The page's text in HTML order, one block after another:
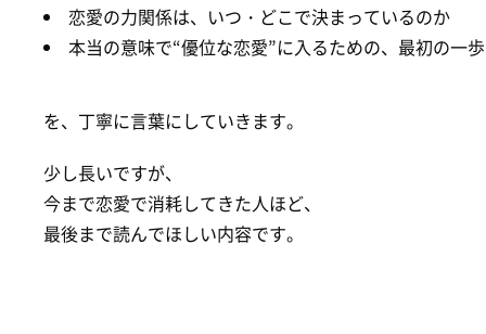
恋愛の力関係は、いつ・どこで決まっているのか
本当の意味で“優位な恋愛”に入るための、最初の一
を、丁寧に言葉にしていきます。
少し長いですが、
今まで恋愛で消耗してきた人ほど、
最後まで読んでほしい内容です。